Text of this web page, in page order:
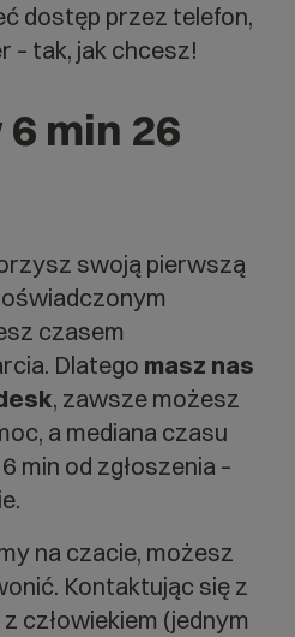
dostęp przez telefon,
– tak, jak chcesz!
min 26
swoją pierwszą
czasem
Dlatego masz nas
, zawsze możesz
a mediana czasu
min od zgłoszenia –
na czacie, możesz
Kontaktując się z
człowiekiem (jednym